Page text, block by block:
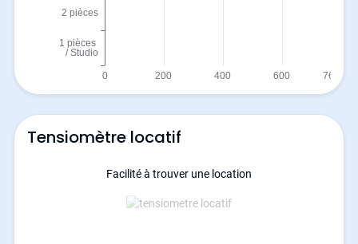
Tensiomètre locatif
Facilité à trouver une location